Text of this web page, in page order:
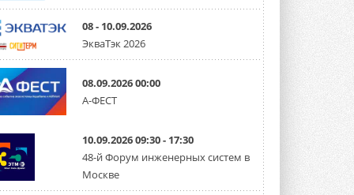
партнёрство за Уралом
Президент Омского землячества в
Москве Михаил Тимошенко посетил
Омск с трёхдневным рабочим визитом ...
31 ИЮЛЯ 2026
Carrier модернизирует
флагманский чиллер AquaEdge
работающую на хладагенте R1234ze ...
31 ИЮЛЯ 2026
Mitsubishi расширяет
08 - 10.09.2026
ЭкваТэк 2026
08.09.2026 00:00
А-ФЕСТ
10.09.2026 09:30 - 17:30
48-й Форум инженерных систем в
Москве